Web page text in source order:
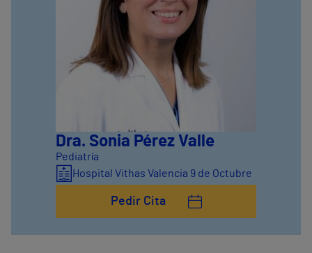
Dra. Sonia Pérez Valle
Pediatría
Hospital Vithas Valencia 9 de Octubre
Pedir Cita